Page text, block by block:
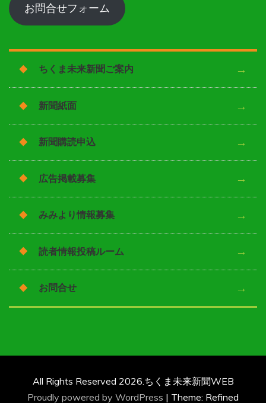
お問合せフォーム
ちくま未来新聞ご案内
新聞紙面
新聞購読申込
広告掲載募集
みみより情報募集
読者情報投稿ルーム
お問合せ
All Rights Reserved 2026.ちくま未来新聞WEB
Proudly powered by WordPress | Theme: Refined